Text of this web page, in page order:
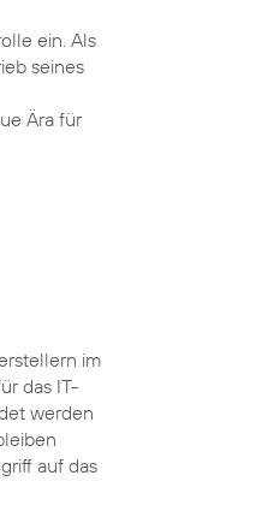
ein. Als
seines
Ära für
im
das IT-
werden
auf das